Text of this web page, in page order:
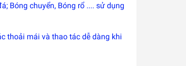
Bóng chuyển, Bóng rổ .... sử dụng
thoải mái và thao tác dễ dàng khi